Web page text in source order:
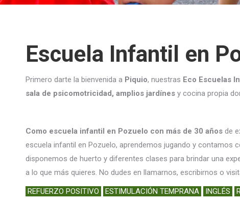
Escuela Infantil en
Primero darte la bienvenida a Piquio, nuestras Eco Escuelas
sala de psicomotricidad, amplios jardínes y cocina propia
Como escuela infantil en Pozuelo con más de 30 años de
escuela infantil en Pozuelo, aprendemos jugando y contamos
disponemos de huerto y diferentes clases para brindar una
a lo que más quieres. No dudes en llamarnos, escribirnos o
REFUERZO POSITIVO ESTIMULACIÓN TEMPRANA INGLÉS